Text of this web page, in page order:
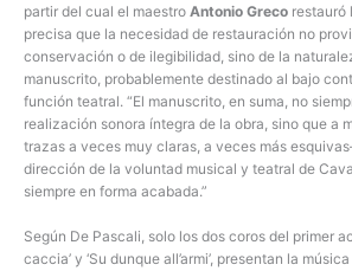
partir del cual el maestro Antonio Greco restauró
precisa que la necesidad de restauración no
conservación o de ilegibilidad, sino de la
manuscrito, probablemente destinado al bajo
función teatral. “El manuscrito, en suma, no
realización sonora íntegra de la obra, sino que a
trazas a veces muy claras, a veces más
dirección de la voluntad musical y teatral de
siempre en forma acabada.”
Según De Pascali, solo los dos coros del primer
caccia’ y ‘Su dunque all’armi’, presentan la